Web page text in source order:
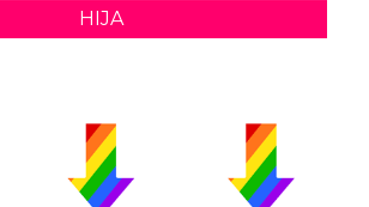
HIJA